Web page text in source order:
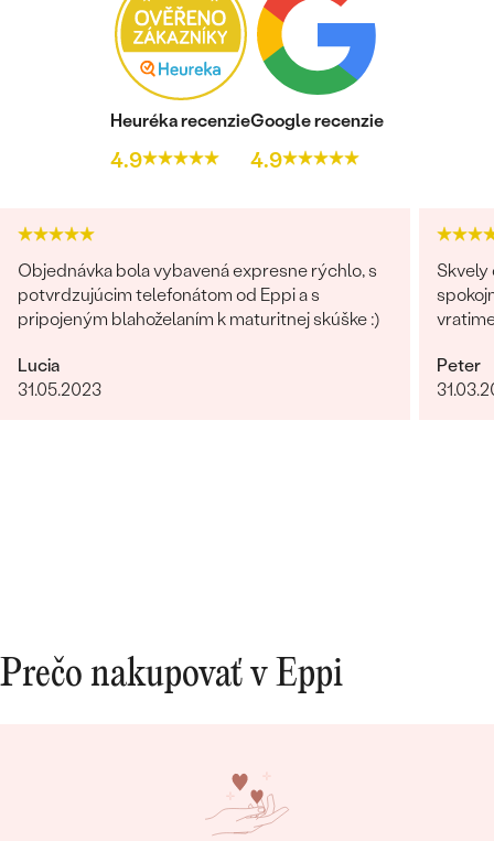
Postranné drahokamy
Smaragd
KARÁTOVÁ VÁHA:
0.02 ct
1 mm (0.01ct)
Heuréka recenzie
4.9
Google recenzie
4.9
Objednávka bola vybavená expresne rýchlo, s
potvrdzujúcim telefonátom od Eppi a s
pripojeným blahoželaním k maturitnej skúške :)
Lucia
31.05.2023
Peter
Prečo nakupovať v Eppi